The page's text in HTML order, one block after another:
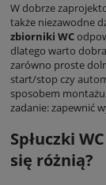
W dobrze
także niezawodne
zbiorniki WC
dlatego warto
zarówno proste
start/stop czy
sposobem
zadanie: zapewnić
Spłuczki
się różnią?